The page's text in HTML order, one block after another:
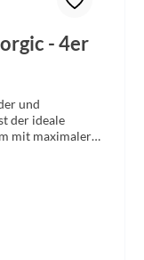
- 4er
und
der ideale
mit maximaler
von
3 Statten